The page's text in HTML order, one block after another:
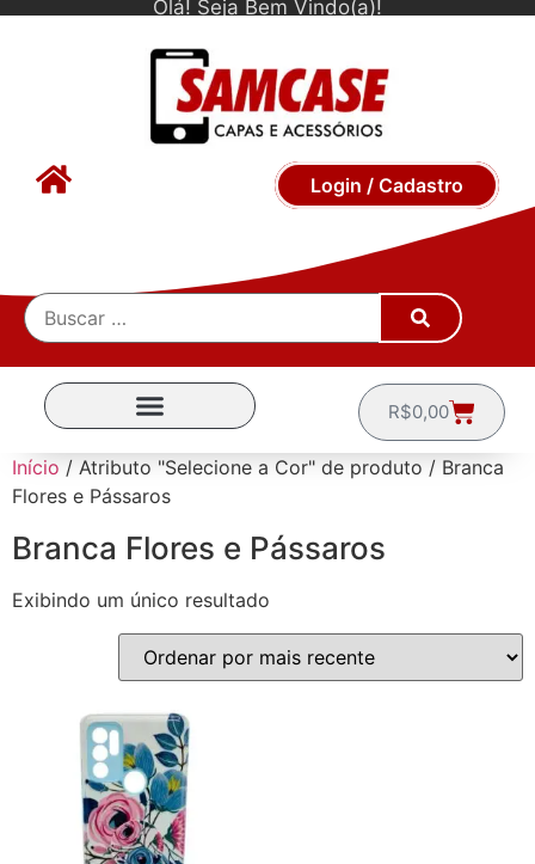
Olá! Seja Bem Vindo(a)!
Login / Cadastro
R$0,00
Início / Atributo "Selecione a Cor" de produto / Branca
Flores e Pássaros
Branca Flores e Pássaros
Exibindo um único resultado